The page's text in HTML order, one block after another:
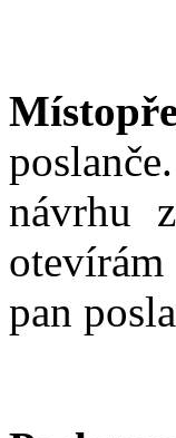
návrhu
pan